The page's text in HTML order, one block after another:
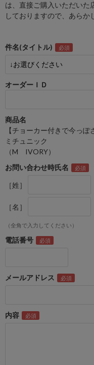
は、直接ご購入いただいた
しておりますので、あらか
件名(タイトル)
オーダーＩＤ
商品名
【チョーカー付きで今っ
ミチュニック
（M IVORY）
お問い合わせ時氏名
［姓］
［名］
（全角で入力してください）
電話番号
メールアドレス
内容